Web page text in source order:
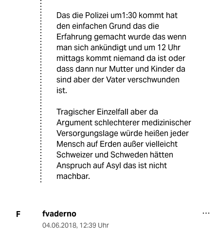
Das die Polizei um1:30 kommt hat
den einfachen Grund das die
Erfahrung gemacht wurde das wenn
man sich ankündigt und um 12 Uhr
mittags kommt niemand da ist oder
dass dann nur Mutter und Kinder da
sind aber der Vater verschwunden
ist.
Tragischer Einzelfall aber da
Argument schlechterer medizinischer
Versorgungslage würde heißen jeder
Mensch auf Erden außer vielleicht
Schweizer und Schweden hätten
Anspruch auf Asyl das ist nicht
machbar.
F fvaderno
04.06.2018, 12:39 Uhr